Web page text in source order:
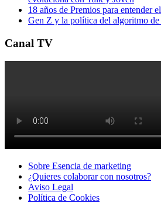
18 años de Premios para entender
Gen Z y la política del algoritmo de
Canal TV
Sobre Esencia de marketing
¿Quieres colaborar con nosotros?
Aviso Legal
Polí­tica de Cookies